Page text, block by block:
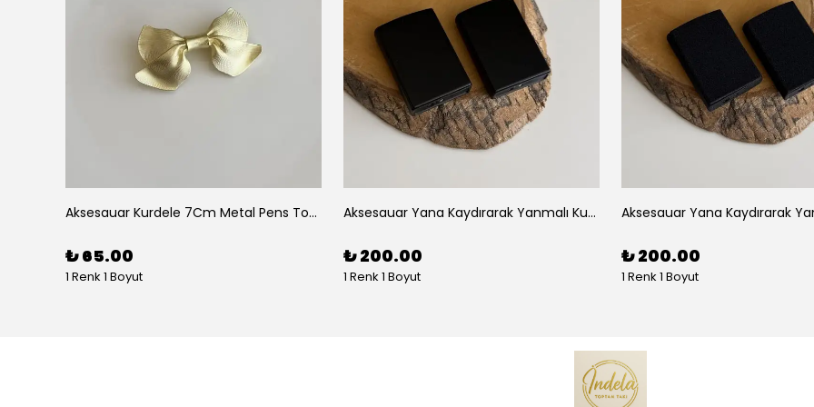
Aksesauar Kurdele 7Cm Metal Pens Toka
₺ 65.00
1 Renk 1 Boyut
Aksesauar Yana Kaydırarak Yanmalı Kum Siyah Çakmak
₺ 200.00
1 Renk 1 Boyut
₺ 200.00
1 Renk 1 Boyut